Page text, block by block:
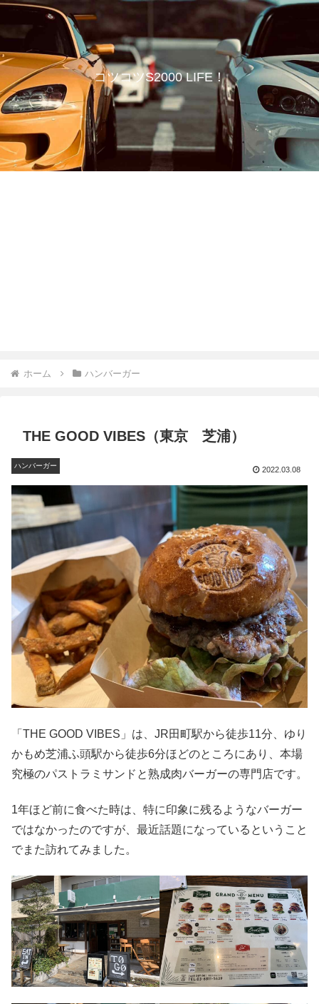
コツコツS2000 LIFE！
ホーム ハンバーガー
THE GOOD VIBES（東京 芝浦）
ハンバーガー
2022.03.08
「THE GOOD VIBES」は、JR田町駅から徒歩11分、ゆり
かもめ芝浦ふ頭駅から徒歩6分ほどのところにあり、本場
究極のパストラミサンドと熟成肉バーガーの専門店です。
1年ほど前に食べた時は、特に印象に残るようなバーガー
ではなかったのですが、最近話題になっているということ
でまた訪れてみました。